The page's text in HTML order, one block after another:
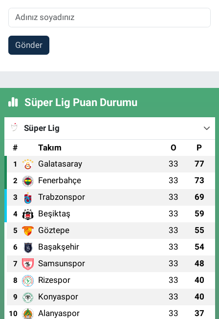
Gönder
Süper Lig Puan Durumu
Süper Lig
#
Takım O P
1 Galatasaray 33 77
2 Fenerbahçe 33 73
3 Trabzonspor 33 69
4 Beşiktaş 33 59
5 Göztepe 33 55
6 Başakşehir 33 54
7 Samsunspor 33 48
8 Rizespor 33 40
9 Konyaspor 33 40
10 Alanyaspor 33 37